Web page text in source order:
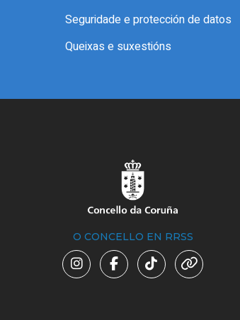
Seguridade e protección de datos
Queixas e suxestións
O CONCELLO EN RRSS